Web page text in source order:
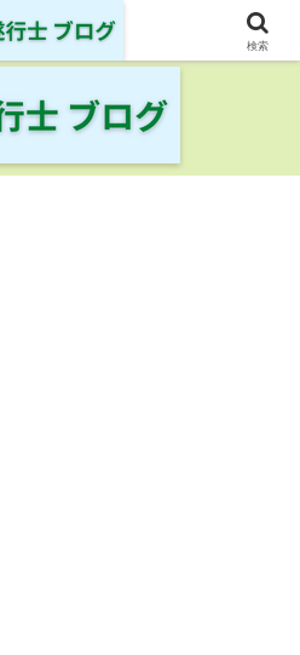
覇した旅行遂行士の旅の記録
検索